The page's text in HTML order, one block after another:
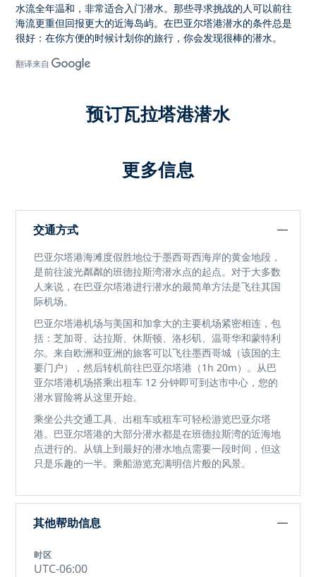
水流全年温和，非常适合入门潜水。那些寻求挑战的人可以前往
海流更重但回报更大的近海岛屿。在巴亚尔塔港潜水的条件总是
很好：在你方便的时候计划你的旅行，你会发现很棒的潜水。
翻译来自
预订瓦拉塔港潜水
更多信息
交通方式
巴亚尔塔港海滩度假胜地位于墨西哥西海岸的黄金地段，
是前往波光粼粼的班德拉斯湾潜水点的起点。对于大多数
人来说，在巴亚尔塔港进行潜水的最简单方法是飞往其国
际机场。
巴亚尔塔港机场与美国和加拿大的主要机场紧密相连，包
括：芝加哥、达拉斯、休斯顿、洛杉矶、温哥华和蒙特利
尔。来自欧洲和亚洲的旅客可以飞往墨西哥城（该国的主
要门户），然后转机前往巴亚尔塔港（1h 20m）。从巴
亚尔塔港机场搭乘出租车 12 分钟即可到达市中心，您的
潜水冒险将从这里开始。
乘坐公共交通工具、出租车或租车可轻松游览巴亚尔塔
港。巴亚尔塔港的大部分潜水都是在班德拉斯湾的近海地
点进行的。从镇上到最好的潜水地点需要一段时间，但这
只是乐趣的一半。乘船游览充满明信片般的风景。
其他帮助信息
时区
UTC-06:00